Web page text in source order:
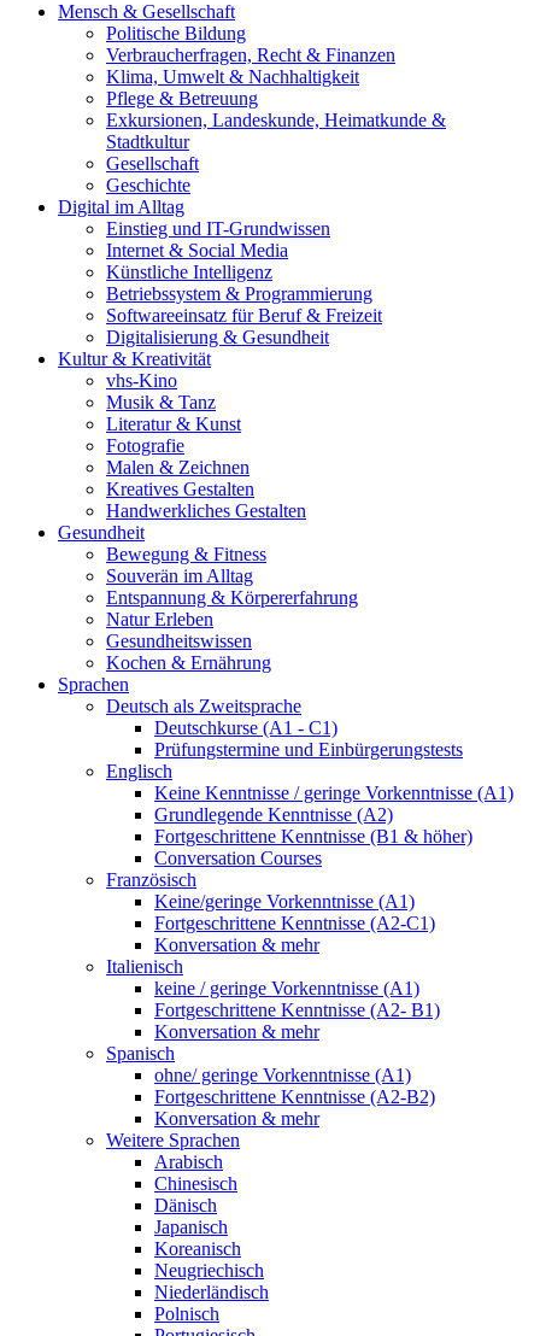
Mensch & Gesellschaft
Politische Bildung
Verbraucherfragen, Recht & Finanzen
Klima, Umwelt & Nachhaltigkeit
Pflege & Betreuung
Exkursionen, Landeskunde, Heimatkunde &
Stadtkultur
Gesellschaft
Geschichte
Digital im Alltag
Einstieg und IT-Grundwissen
Internet & Social Media
Künstliche Intelligenz
Betriebssystem & Programmierung
Softwareeinsatz für Beruf & Freizeit
Digitalisierung & Gesundheit
Kultur & Kreativität
vhs-Kino
Musik & Tanz
Literatur & Kunst
Fotografie
Malen & Zeichnen
Kreatives Gestalten
Handwerkliches Gestalten
Gesundheit
Bewegung & Fitness
Souverän im Alltag
Entspannung & Körpererfahrung
Natur Erleben
Gesundheitswissen
Kochen & Ernährung
Sprachen
Deutsch als Zweitsprache
Deutschkurse (A1 - C1)
Prüfungstermine und Einbürgerungstests
Englisch
Keine Kenntnisse / geringe Vorkenntnisse (A1)
Grundlegende Kenntnisse (A2)
Fortgeschrittene Kenntnisse (B1 & höher)
Conversation Courses
Französisch
Keine/geringe Vorkenntnisse (A1)
Fortgeschrittene Kenntnisse (A2-C1)
Konversation & mehr
Italienisch
keine / geringe Vorkenntnisse (A1)
Fortgeschrittene Kenntnisse (A2- B1)
Konversation & mehr
Spanisch
ohne/ geringe Vorkenntnisse (A1)
Fortgeschrittene Kenntnisse (A2-B2)
Konversation & mehr
Weitere Sprachen
Arabisch
Chinesisch
Dänisch
Japanisch
Koreanisch
Neugriechisch
Niederländisch
Polnisch